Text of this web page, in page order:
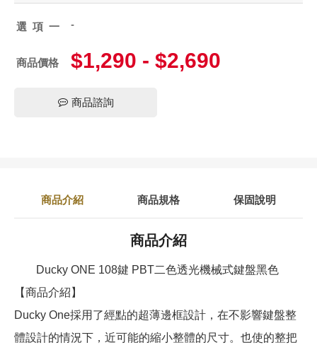
選項一 -
商品價格 $1,290 - $2,690
商品諮詢
商品介紹 商品規格 保固說明
商品介紹
Ducky ONE 108鍵 PBT二色透光機械式鍵盤黑色
【商品介紹】
Ducky One採用了經點的超薄邊框設計，在不影響鍵盤整
體設計的情況下，近可能的縮小整體的尺寸。也使的整把